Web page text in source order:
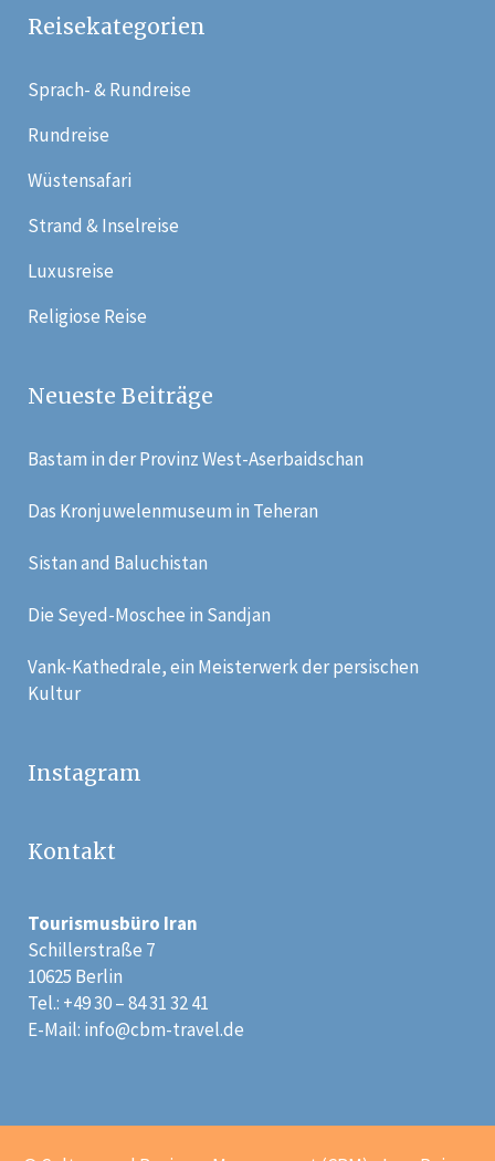
Reisekategorien
Sprach- & Rundreise
Rundreise
Wüstensafari
Strand & Inselreise
Luxusreise
Religiose Reise
Neueste Beiträge
Bastam in der Provinz West-Aserbaidschan
Das Kronjuwelenmuseum in Teheran
Sistan and Baluchistan
Die Seyed-Moschee in Sandjan
Vank-Kathedrale, ein Meisterwerk der persischen
Kultur
Instagram
Kontakt
Tourismusbüro Iran
Schillerstraße 7
10625 Berlin
Tel.: +49 30 – 84 31 32 41
E-Mail: info@cbm-travel.de